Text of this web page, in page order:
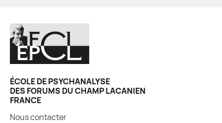
ÉCOLE DE PSYCHANALYSE
DES FORUMS DU CHAMP LACANIEN
FRANCE
Nous contacter